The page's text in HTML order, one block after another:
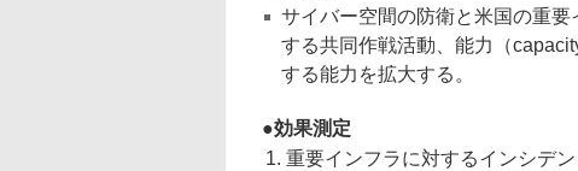
サイバー空間の防衛と米国の重
する共同作戦活動、能力（
する能力を拡大する。
効果測定
重要インフラに対するインシデ